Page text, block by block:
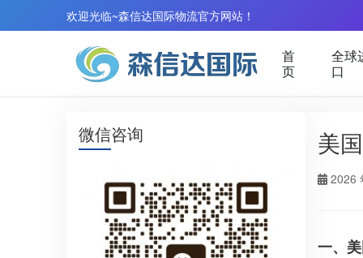
欢迎光临~森信达国际物流官方网站！
首
页
全球
口
微信咨询 美
2026
一、